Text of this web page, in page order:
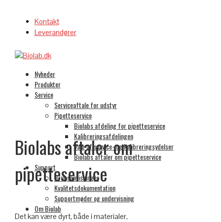
Kontakt
Leverandører
Nyheder
Produkter
Service
Serviceaftale for udstyr
Pipetteservice
Biolabs afdeling for pipetteservice
Kalibreringsafdelingen
Valg af service- og kalibreringsydelser
Biolabs aftaler om pipetteservice
Support
Brugsanvisninger
Kvalitetsdokumentation
Supportmøder og undervisning
Om Biolab
Biolabs aftaler om
pipetteservice
Det kan være dyrt, både i materialer,